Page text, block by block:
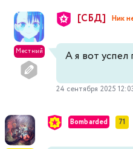
Местный
[СБД] Ник
А я вот успел
24 сентября 2025
Bombarded 71